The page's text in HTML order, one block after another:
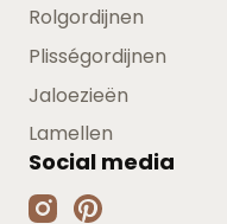
Rolgordijnen
Plisségordijnen
Jaloezieën
Lamellen
Social media